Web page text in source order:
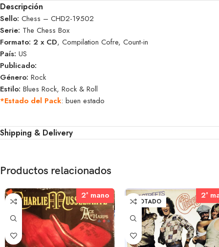
Descripción
Sello: Chess – CHD2-19502
Serie: The Chess Box
Formato: 2 x CD, Compilation Cofre, Count-in
País: US
Publicado:
Género: Rock
Estilo: Blues Rock, Rock & Roll
*Estado del Pack: buen estado
Shipping & Delivery
Productos relacionados
2ª mano
2ª mano
AGOTADO
2ª
2ª